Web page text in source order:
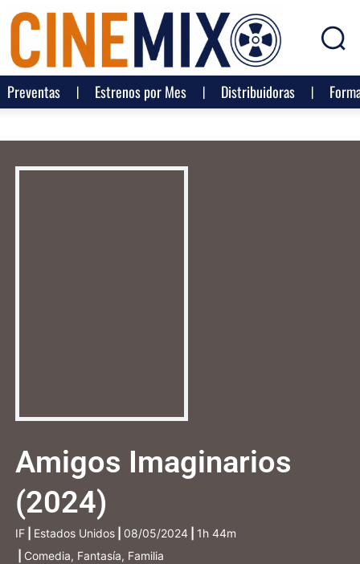
Preventas Estrenos por Mes Distribuidoras
Amigos Imaginarios
(2024)
IF Estados Unidos 08/05/2024
1h 44m
Comedia, Fantasía, Familia